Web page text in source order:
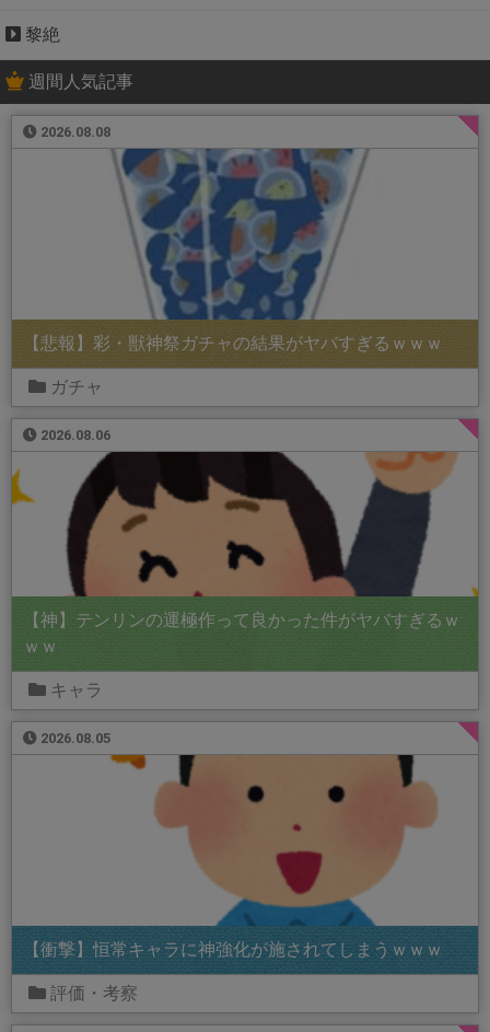
黎絶
週間人気記事
2026.08.08
【悲報】彩・獣神祭ガチャの結果がヤバすぎるｗｗｗ
ガチャ
2026.08.06
【神】テンリンの運極作って良かった件がヤバすぎるｗ
ｗｗ
キャラ
2026.08.05
【衝撃】恒常キャラに神強化が施されてしまうｗｗｗ
評価・考察